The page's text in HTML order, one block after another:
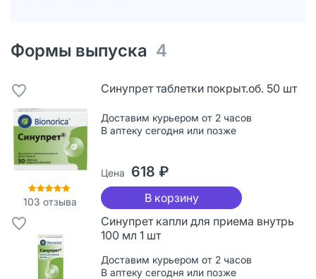
Формы выпуска 4
103 отзыва
Синупрет таблетки покрыт.об. 50 шт
Доставим курьером от 2 часов
В аптеку сегодня или позже
Цена 618 ₽
В корзину
Синупрет капли для приема внутрь
100 мл 1 шт
Доставим курьером от 2 часов
В аптеку сегодня или позже